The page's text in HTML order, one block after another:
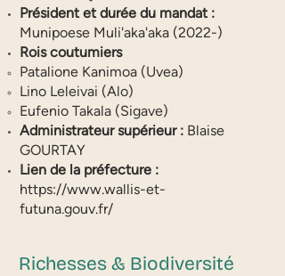
Président et durée du mandat :
Munipoese Muli'aka'aka (2022-)
Rois coutumiers
Patalione Kanimoa (Uvea)
Lino Leleivai (Alo)
Eufenio Takala (Sigave)
Administrateur supérieur : Blaise
GOURTAY
Lien de la préfecture :
https://www.wallis-et-
futuna.gouv.fr/
Richesses & Biodiversité